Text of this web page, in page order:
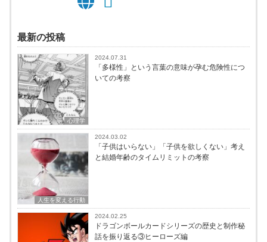
最新の投稿
心理学
2024.07.31
「多様性」という言葉の意味が孕む危険性につ
いての考察
人生を変える行動
2024.03.02
「子供はいらない」「子供を欲しくない」考え
と結婚年齢のタイムリミットの考察
2024.02.25
ドラゴンボールカードシリーズの歴史と制作秘
話を振り返る③ヒーローズ編